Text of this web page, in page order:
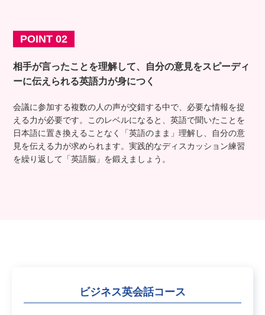
POINT 02
相手が言ったことを理解して、自分の意見をスピーディ
ーに伝えられる英語力が身につく
会議に参加する複数の人の声が交錯する中で、必要な情報を捉
える力が必要です。このレベルになると、英語で聞いたことを
日本語に置き換えることなく「英語のまま」理解し、自分の意
見を伝える力が求められます。実践的なディスカッション練習
を繰り返して「英語脳」を鍛えましょう。
ビジネス英会話コース